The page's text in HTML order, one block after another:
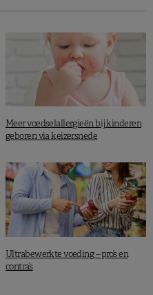
Meer voedselallergieën bij kinderen
geboren via keizersnede
Ultrabewerkte voeding – pro’s en
contra’s